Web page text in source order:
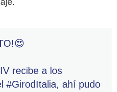
recibe a los
#GirodItalia, ahí pudo